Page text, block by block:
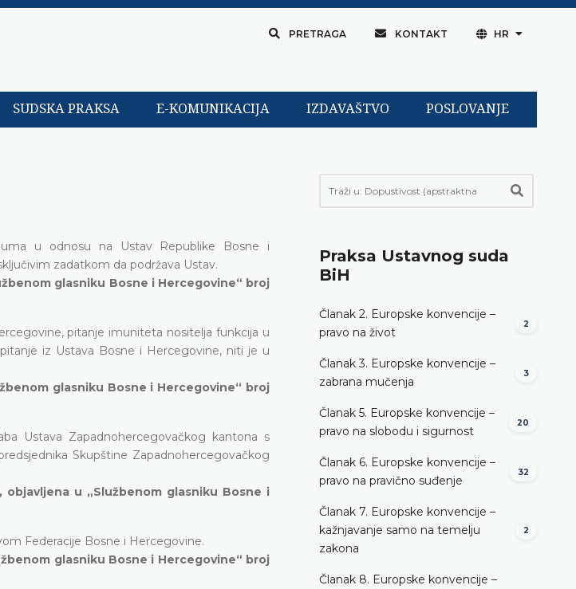
PRETRAGA KONTAKT HR
SUDSKA PRAKSA E-KOMUNIKACIJA IZDAVAŠTVO POSLOVANJE
u odnosu na Ustav Republike Bosne i
zadatkom da podržava Ustav.
glasniku Bosne i Hercegovine“ broj
pitanje imuniteta nositelja funkcija u
iz Ustava Bosne i Hercegovine, niti je u
glasniku Bosne i Hercegovine“ broj
Ustava Zapadnohercegovačkog kantona s
Skupštine Zapadnohercegovačkog
u „Službenom glasniku Bosne i
Federacije Bosne i Hercegovine.
glasniku Bosne i Hercegovine“ broj
Praksa Ustavnog suda
BiH
Članak 2. Europske konvencije –
pravo na život
2
Članak 3. Europske konvencije –
zabrana mučenja
3
Članak 5. Europske konvencije –
pravo na slobodu i sigurnost
20
Članak 6. Europske konvencije –
pravo na pravično suđenje
32
Članak 7. Europske konvencije –
kažnjavanje samo na temelju
zakona
2
Članak 8. Europske konvencije –